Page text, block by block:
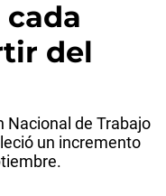
del
Nacional de Trabajo
un incremento